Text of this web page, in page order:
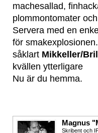
machesallad,
plommontomater
Servera med en
för
såklart Mikkeller/
kvällen ytterligare
Nu är du hemma.
Magnus
Skribent och